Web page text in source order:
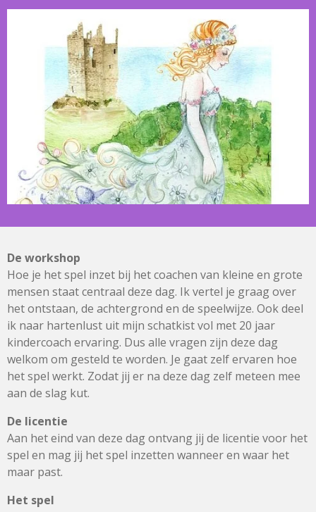
De workshop
Hoe je het spel inzet bij het coachen van kleine en grote
mensen staat centraal deze dag. Ik vertel je graag over
het ontstaan, de achtergrond en de speelwijze. Ook deel
ik naar hartenlust uit mijn schatkist vol met 20 jaar
kindercoach ervaring. Dus alle vragen zijn deze dag
welkom om gesteld te worden. Je gaat zelf ervaren hoe
het spel werkt. Zodat jij er na deze dag zelf meteen mee
aan de slag kut.
De licentie
Aan het eind van deze dag ontvang jij de licentie voor het
spel en mag jij het spel inzetten wanneer en waar het
maar past.
Het spel